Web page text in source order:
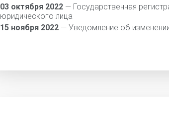
03 октября 2022— Государственная
юридического лица
15 ноября 2022— Уведомление об